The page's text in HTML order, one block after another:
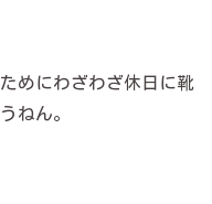
めにわざわざ休日に靴
ねん。